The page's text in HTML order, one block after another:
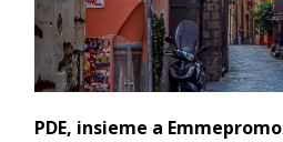
PDE, insieme a